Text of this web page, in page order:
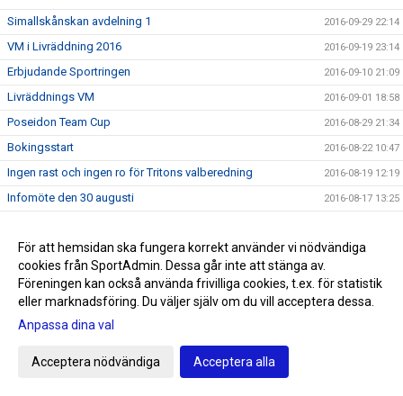
Simallskånskan avdelning 1 2016-09-29 22:14
VM i Livräddning 2016 2016-09-19 23:14
Erbjudande Sportringen 2016-09-10 21:09
Livräddnings VM 2016-09-01 18:58
Poseidon Team Cup 2016-08-29 21:34
Bokingsstart 2016-08-22 10:47
Ingen rast och ingen ro för Tritons valberedning 2016-08-19 12:19
Infomöte den 30 augusti 2016-08-17 13:25
Hälsningar från Rio del 8 2016-08-13 08:54
Hälsningar från Rio del 7 2016-08-13 08:52
Hälsningar från Rio del 6 2016-08-08 22:23
Hälsningar från Rio del 5
För att hemsidan ska fungera korrekt använder vi nödvändiga
cookies från SportAdmin. Dessa går inte att stänga av.
Föreningen kan också använda frivilliga cookies, t.ex. för statistik
eller marknadsföring. Du väljer själv om du vill acceptera dessa.
Anpassa dina val
Acceptera nödvändiga Acceptera alla